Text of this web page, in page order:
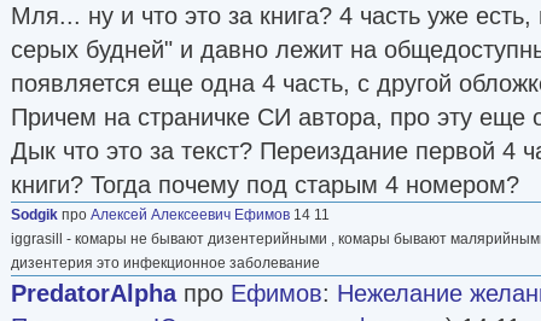
Мля... ну и что это за книга? 4 часть уже
серых будней" и давно лежит на
появляется еще одна 4 часть, с другой
Причем на страничке СИ автора, про эту еще
Дык что это за текст? Переиздание первой 4
книги? Тогда почему под старым 4 номером?
Sodgik про Алексей Алексеевич Ефимов 14 11
iggrasill - комары не бывают дизентерийными , комары бывают
дизентерия это инфекционное заболевание
PredatorAlphaпро Ефимов: Нежелание